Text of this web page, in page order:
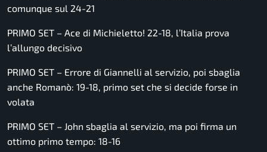
comunque sul 24-21
PRIMO SET – Ace di Michieletto! 22-18, l’Italia prova
l’allungo decisivo
PRIMO SET – Errore di Giannelli al servizio, poi sbaglia
anche Romanò: 19-18, primo set che si decide forse in
volata
PRIMO SET – John sbaglia al servizio, ma poi firma un
ottimo primo tempo: 18-16